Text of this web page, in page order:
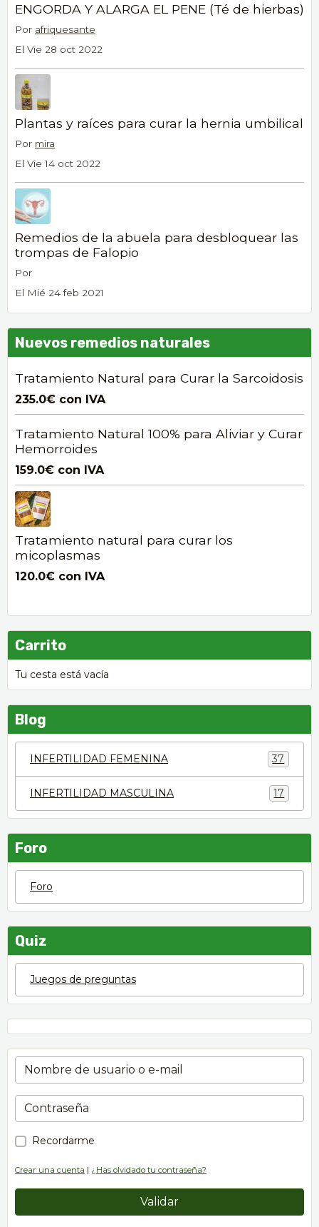
ENGORDA Y ALARGA EL PENE (Té de hierbas)
Por afriquesante
El Vie 28 oct 2022
Plantas y raíces para curar la hernia umbilical
Por mira
El Vie 14 oct 2022
Remedios de la abuela para desbloquear las
trompas de Falopio
Por
El Mié 24 feb 2021
Nuevos remedios naturales
Tratamiento Natural para Curar la Sarcoidosis
235.0€ con IVA
Tratamiento Natural 100% para Aliviar y Curar
Hemorroides
159.0€ con IVA
Tratamiento natural para curar los
micoplasmas
120.0€ con IVA
Carrito
Tu cesta está vacía
Blog
INFERTILIDAD FEMENINA 37
INFERTILIDAD MASCULINA 17
Foro
Foro
Quiz
Juegos de preguntas
Recordarme
Crear una cuenta | ¿Has olvidado tu contraseña?
Validar